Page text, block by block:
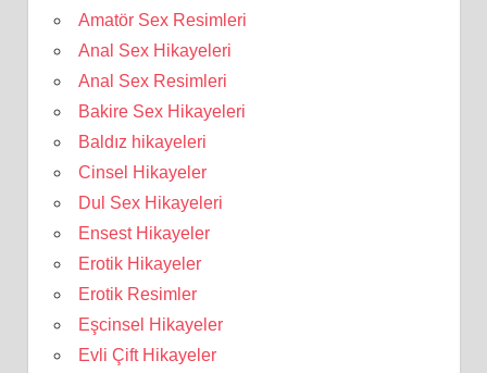
Amatör Sex Resimleri
Anal Sex Hikayeleri
Anal Sex Resimleri
Bakire Sex Hikayeleri
Baldız hikayeleri
Cinsel Hikayeler
Dul Sex Hikayeleri
Ensest Hikayeler
Erotik Hikayeler
Erotik Resimler
Eşcinsel Hikayeler
Evli Çift Hikayeler